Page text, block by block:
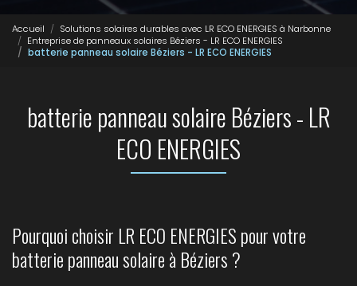
Accueil
Solutions solaires durables avec LR ECO ENERGIES à Narbonne
Entreprise de panneaux solaires Béziers - LR ECO ENERGIES
batterie panneau solaire Béziers - LR ECO ENERGIES
batterie panneau solaire Béziers - LR
ECO ENERGIES
Pourquoi choisir LR ECO ENERGIES pour votre
batterie panneau solaire à Béziers ?